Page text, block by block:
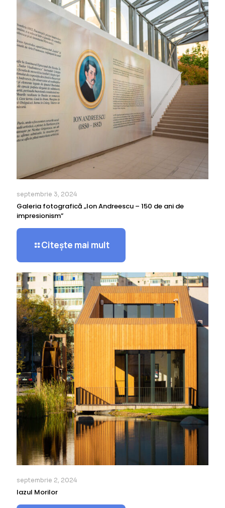
septembrie 3, 2024
Galeria fotografică „Ion Andreescu – 150 de ani de
impresionism”
Citește mai mult
septembrie 2, 2024
Iazul Morilor